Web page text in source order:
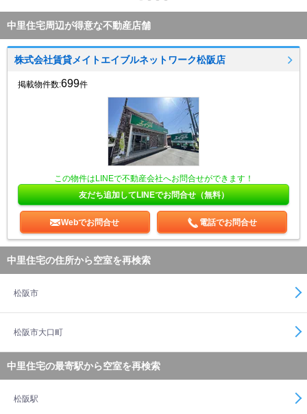
中里住宅周辺が得意な不動産店舗
株式会社賃貸メイトエイブルネットワーク松阪店
掲載物件数:699件
この物件はLINEで不動産会社へお問合せができます！
友だち追加してLINEでお問合せ（無料）
Webでお問合せ 電話でお問合せ
中里住宅の住所から空室を再検索
松阪市
松阪市大口町
中里住宅の最寄駅から空室を再検索
松阪駅